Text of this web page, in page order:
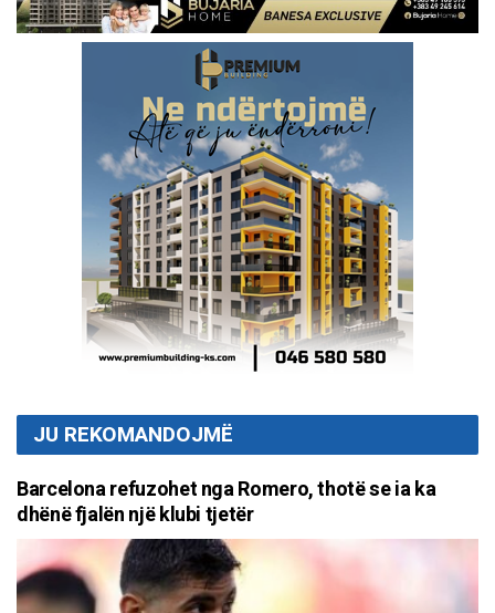
JU REKOMANDOJMË
Barcelona refuzohet nga Romero, thotë se ia ka
dhënë fjalën një klubi tjetër